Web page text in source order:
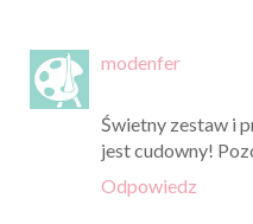
modenfer
Świetny zestaw i
jest cudowny!
Odpowiedz